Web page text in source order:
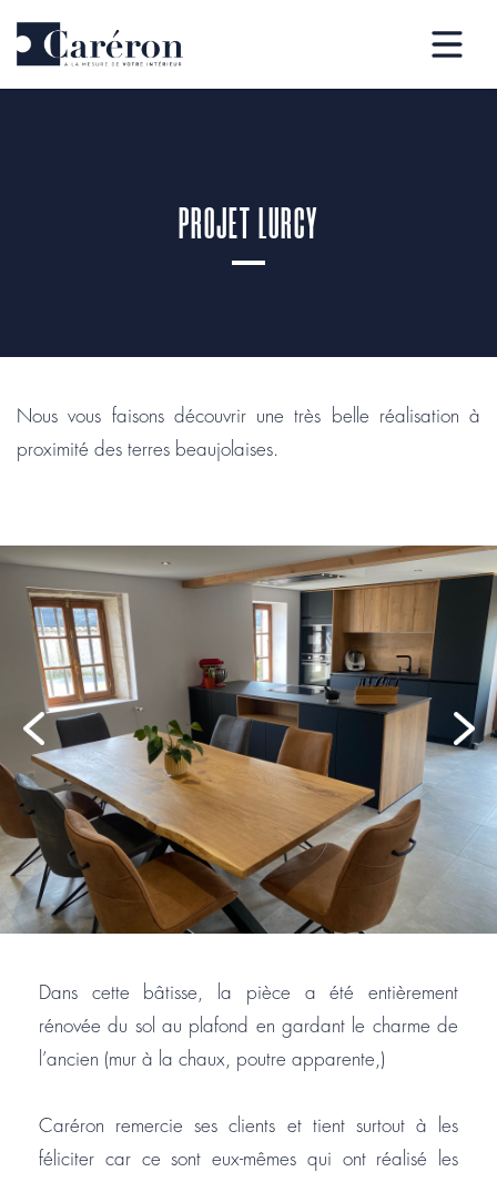
PROJET LURCY
Nous vous faisons découvrir une très belle réalisation à
proximité des terres beaujolaises.
Dans cette bâtisse, la pièce a été entièrement
rénovée du sol au plafond en gardant le charme de
l’ancien (mur à la chaux, poutre apparente,)
Caréron remercie ses clients et tient surtout à les
féliciter car ce sont eux-mêmes qui ont réalisé les